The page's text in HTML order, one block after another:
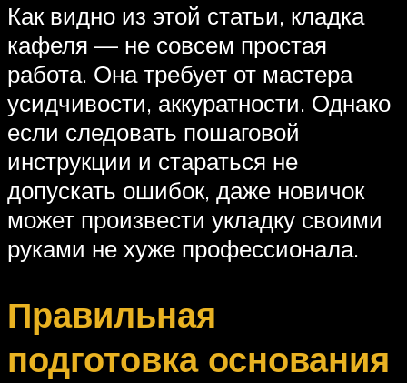
Как видно из этой статьи, кладка
кафеля — не совсем простая
работа. Она требует от мастера
усидчивости, аккуратности. Однако
если следовать пошаговой
инструкции и стараться не
допускать ошибок, даже новичок
может произвести укладку своими
руками не хуже профессионала.
Правильная
подготовка основания